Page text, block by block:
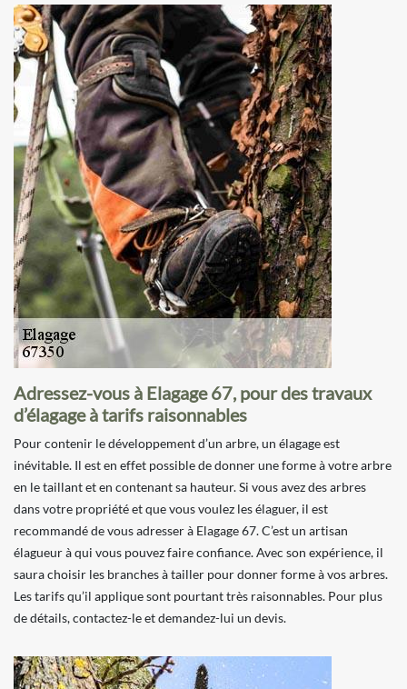
Adressez-vous à Elagage 67, pour des travaux
d’élagage à tarifs raisonnables
Pour contenir le développement d’un arbre, un élagage est
inévitable. Il est en effet possible de donner une forme à votre arbre
en le taillant et en contenant sa hauteur. Si vous avez des arbres
dans votre propriété et que vous voulez les élaguer, il est
recommandé de vous adresser à Elagage 67. C’est un artisan
élagueur à qui vous pouvez faire confiance. Avec son expérience, il
saura choisir les branches à tailler pour donner forme à vos arbres.
Les tarifs qu’il applique sont pourtant très raisonnables. Pour plus
de détails, contactez-le et demandez-lui un devis.